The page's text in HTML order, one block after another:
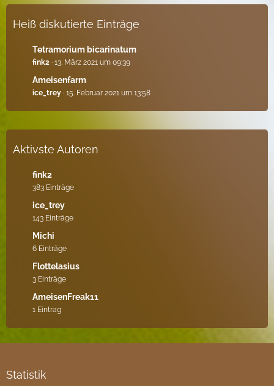
Heiß diskutierte Einträge
Tetramorium bicarinatum
fink2 13. März 2021 um 09:39
Ameisenfarm
ice_trey 15. Februar 2021 um 13:58
Aktivste Autoren
fink2
383 Einträge
ice_trey
143 Einträge
Michi
6 Einträge
Flottelasius
3 Einträge
AmeisenFreak11
1 Eintrag
Statistik